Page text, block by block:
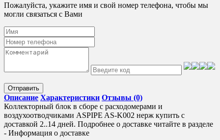
Пожалуйста, укажите имя и свой номер телефона, чтобы мы
могли связаться с Вами
Отправить
Описание Характеристики Отзывы (0)
Коллекторный блок в сборе с расходомерами и
воздухоотводчиками ASPIPE AS-K002 нерж купить с
доставкой 2..14 дней. Подробнее о доставке читайте в разделе
- Информация о доставке